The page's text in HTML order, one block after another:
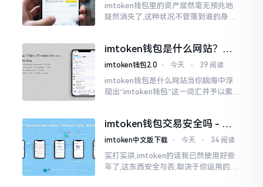
imtoken钱包里的资产居然毫无预兆地
陡然消失了,这种状况不管落到谁的身上,
打开钱包查看时
imtoken钱包是什么网站？一
文说清楚这玩意
imtoken钱包2.0 ⋅ 今天 ⋅ 39 阅读
imtoken钱包是什么网站当你脑海中浮
现出“imtoken钱包”这一词汇并予以索求
我也曾短暂错愕
imtoken钱包交易安全吗 - 老
用户的一些心里话
imtoken中文版下载 ⋅ 今天 ⋅ 34 阅读
实打实讲,imtoken的话我已然使用好些
年了,这东西安全与否,取决于你运用的方